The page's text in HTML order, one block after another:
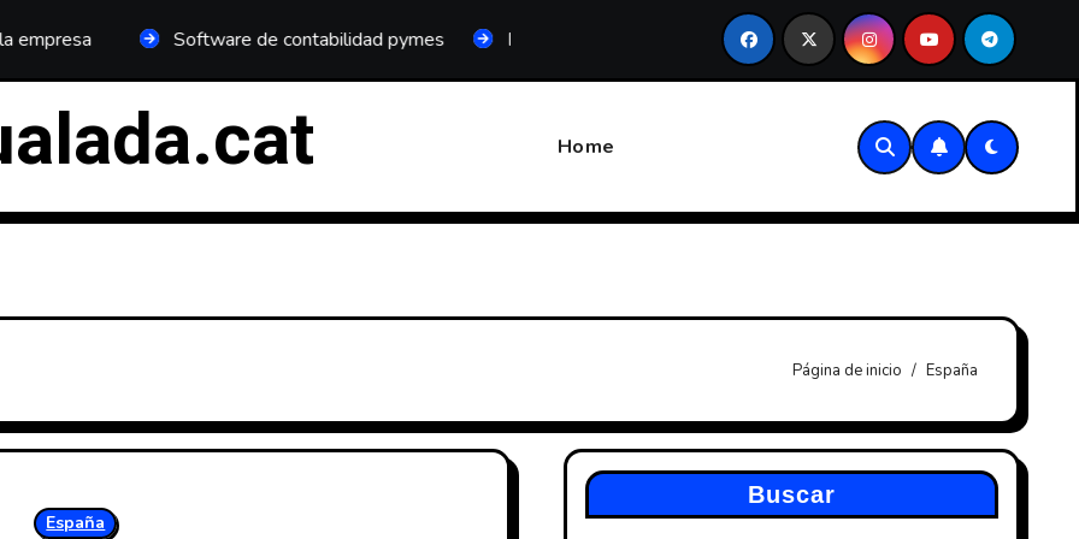
Software de contabilidad pymes Plan General Contable (PGC) Retención del 7% para nuevos autónomos
Home
Página de inicio España
España
Buscar